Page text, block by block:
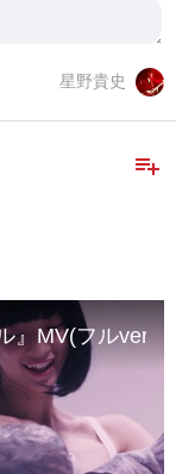
星野貴史
playlist_add
』MV(フルver)